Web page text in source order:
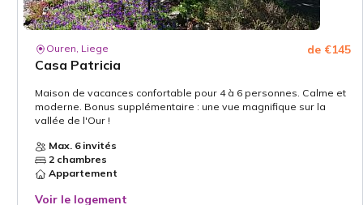
Ouren, Liege
Casa Patricia
de €145
Maison de vacances confortable pour 4 à 6 personnes. Calme et
moderne. Bonus supplémentaire : une vue magnifique sur la
vallée de l'Our !
Max. 6 invités
2 chambres
Appartement
Voir le logement